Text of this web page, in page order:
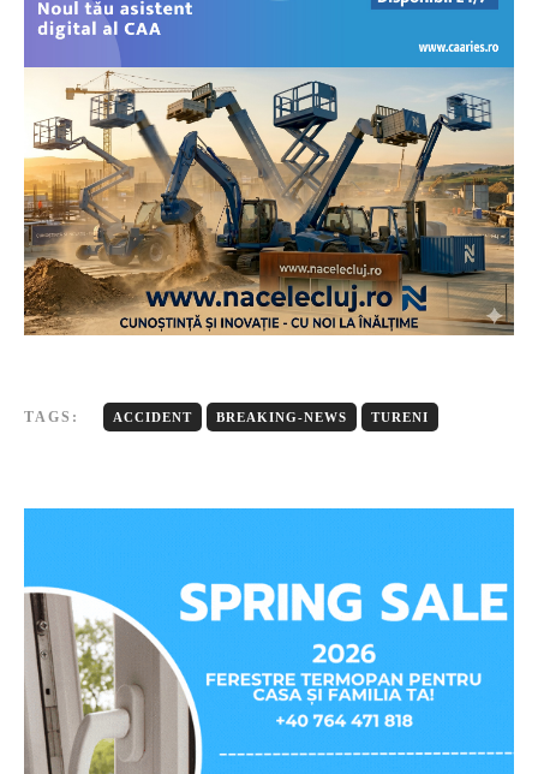
TAGS: ACCIDENT BREAKING-NEWS TURENI